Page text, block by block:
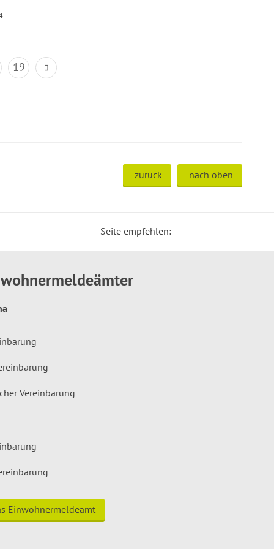
19
zurück nach oben
Seite empfehlen:
Vereinbarung
Einwohnermeldeamt